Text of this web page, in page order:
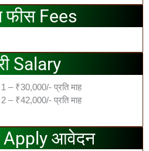
Fees
Salary
– ₹30,000/- प्रति माह
– ₹42,000/- प्रति माह
Apply आवेदन